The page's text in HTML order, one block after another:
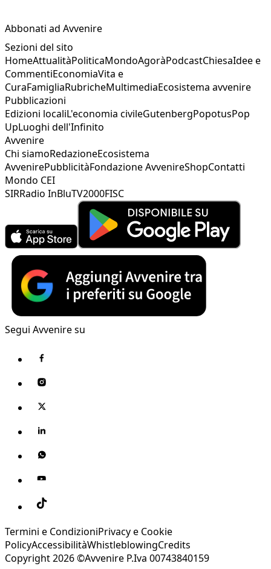
Abbonati ad Avvenire
Sezioni del sito
HomeAttualitàPoliticaMondoAgoràPodcastChiesaIdee e
CommentiEconomiaVita e
CuraFamigliaRubricheMultimediaEcosistema avvenire
Pubblicazioni
Edizioni localiL'economia civileGutenbergPopotusPop
UpLuoghi dell'Infinito
Avvenire
Chi siamoRedazioneEcosistema
AvvenirePubblicitàFondazione AvvenireShopContatti
Mondo CEI
SIRRadio InBluTV2000FISC
Segui Avvenire su
Termini e CondizioniPrivacy e Cookie
PolicyAccessibilitàWhistleblowingCredits
Copyright 2026 ©Avvenire P.Iva 00743840159